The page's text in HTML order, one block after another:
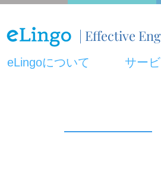
| Effective
eLingoについて サー